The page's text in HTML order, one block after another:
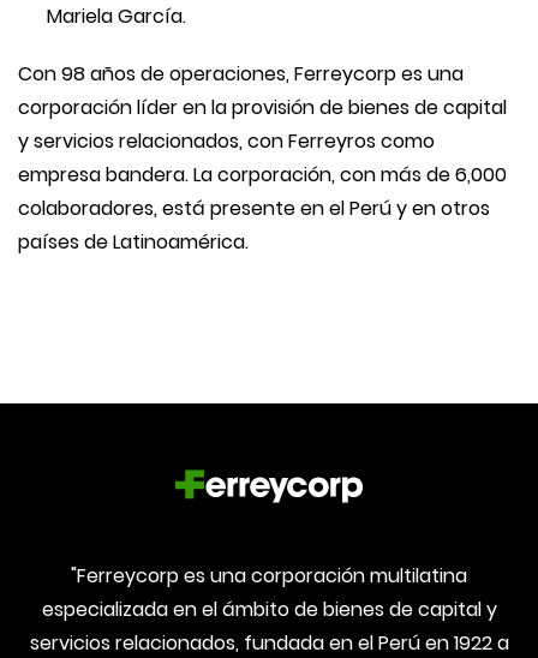
Mariela García.
Con 98 años de operaciones, Ferreycorp es una
corporación líder en la provisión de bienes de capital
y servicios relacionados, con Ferreyros como
empresa bandera. La corporación, con más de 6,000
colaboradores, está presente en el Perú y en otros
países de Latinoamérica.
"Ferreycorp es una corporación multilatina
especializada en el ámbito de bienes de capital y
servicios relacionados, fundada en el Perú en 1922 a